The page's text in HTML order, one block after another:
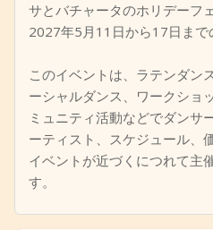
サとバチャータのホリデーフ
2027年5月11日から17日まで
このイベントは、ラテンダン
ーシャルダンス、ワークショ
ミュニティ活動などでダンサ
ーティスト、スケジュール、
イベントが近づくにつれて主
す。